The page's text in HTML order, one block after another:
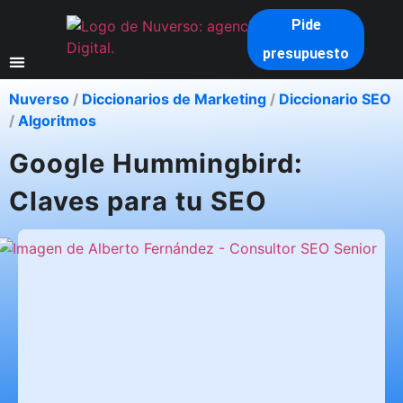
Pide
presupuesto
Nuverso / Diccionarios de Marketing / Diccionario SEO
/ Algoritmos
Google Hummingbird:
Claves para tu SEO